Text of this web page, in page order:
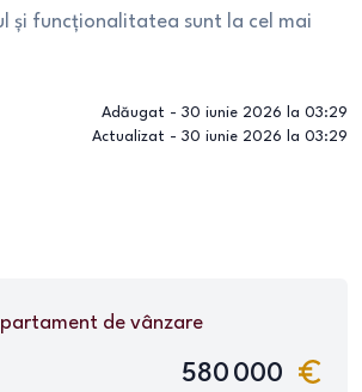
și funcționalitatea sunt la cel mai
Adăugat - 30 iunie 2026 la 03:29
Actualizat - 30 iunie 2026 la 03:29
de vânzare
580 000